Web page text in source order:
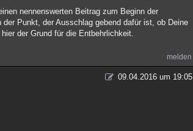
nennenswerten Beitrag zum Beginn der
Punkt, der Ausschlag gebend dafür ist, ob Deine
der Grund für die Entbehrlichkeit.
melden
09.04.2016 um 19:05